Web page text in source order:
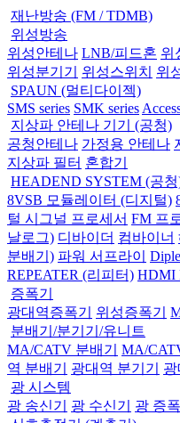
재난방송 (FM / TDMB)
위성방송
위성안테나 LNB/피드혼 위
위성분기기
위성스위치 위
SPAUN (멀티다이젝)
SMS series SMK series
지상파 안테나 기기 (공청)
공청안테나 가정용 안테나
지상파 필터 혼합기
HEADEND SYSTEM (공
8VSB 모듈레이터 (디지털)
털 시그널 프로세서 FM 프
날로그) 디바이더 컴바이너
분배기) 파워 서프라이
REPEATER (리피터) HDMI
증폭기
광대역증폭기
위성증폭기
분배기/분기기/유니트
MA/CATV 분배기
MA/
역 분배기
광대역 분기기
광 시스템
광 송신기
광 수신기 광 증폭